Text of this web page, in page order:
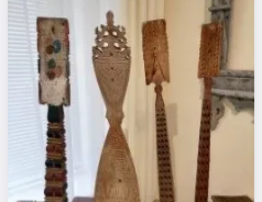
Квесты
Экскурсии
События
Города
Площадки
Артисты
Рейтинги